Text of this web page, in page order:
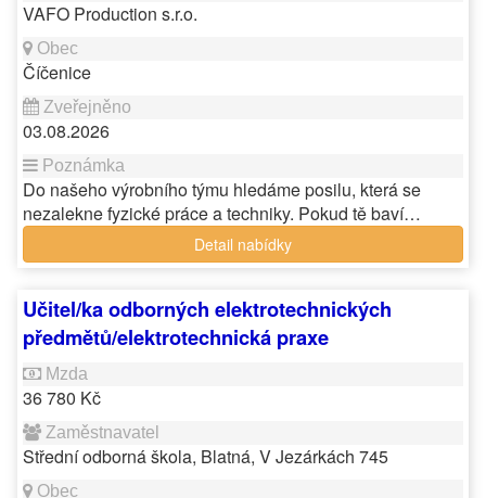
VAFO Production s.r.o.
Číčenice
03.08.2026
Do našeho výrobního týmu hledáme posilu, která se
nezalekne fyzické práce a techniky. Pokud tě baví…
Detail nabídky
Učitel/ka odborných elektrotechnických
předmětů/elektrotechnická praxe
36 780 Kč
Střední odborná škola, Blatná, V Jezárkách 745